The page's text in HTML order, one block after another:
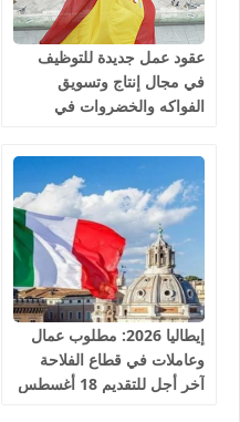
عقود عمل جديدة للتوظيف
في مجال إنتاج وتسويق
الفواكه والخضروات في
إيطاليا 2026: مطلوب عمال
وعاملات في قطاع الفلاحة
آخر أجل للتقديم 18 أغسطس